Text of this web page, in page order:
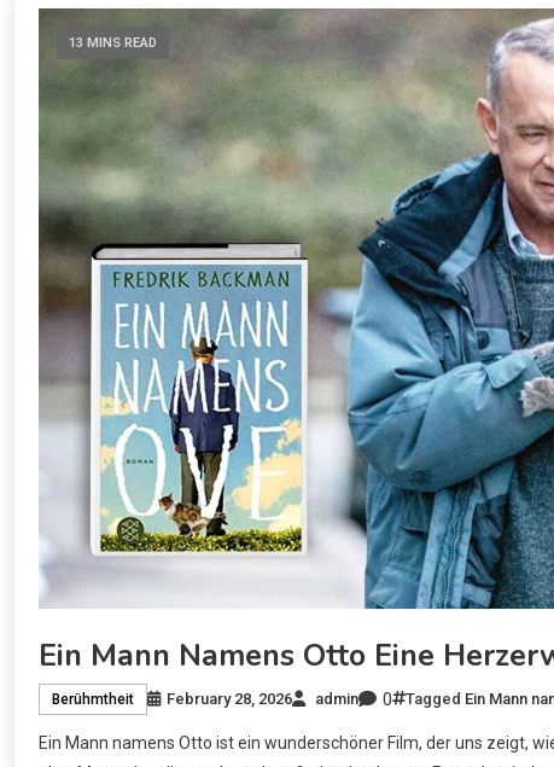
13 MINS READ
Ein Mann Namens Otto Eine
Berühmtheit February 28, 2026 admin 0 Tagged Ein Mann
Ein Mann namens Otto ist ein wunderschöner Film, der uns zeigt,